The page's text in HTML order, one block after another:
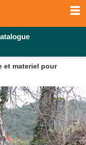
et materiel pour